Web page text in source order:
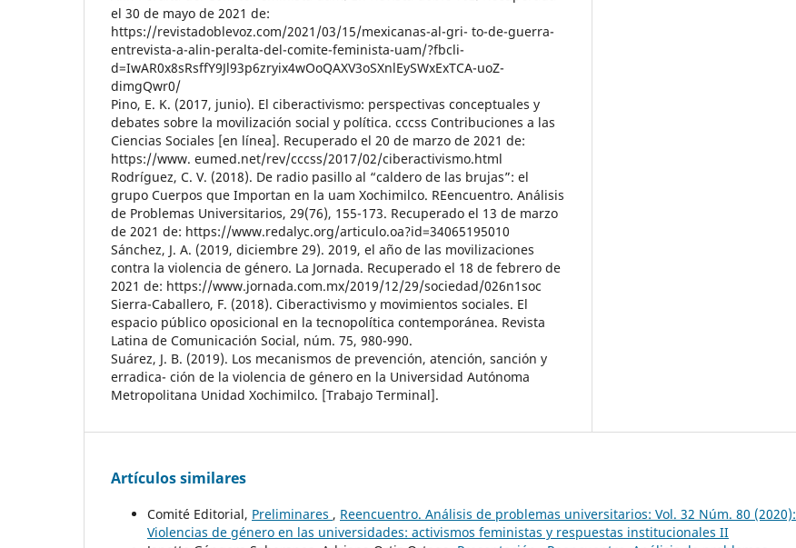
el 30 de mayo de 2021 de:
https://revistadoblevoz.com/2021/03/15/mexicanas-al-gri- to-de-guerra-
entrevista-a-alin-peralta-del-comite-feminista-uam/?fbcli-
d=IwAR0x8sRsffY9Jl93p6zryix4wOoQAXV3oSXnlEySWxExTCA-uoZ-
dimgQwr0/
Pino, E. K. (2017, junio). El ciberactivismo: perspectivas conceptuales y
debates sobre la movilización social y política. cccss Contribuciones a las
Ciencias Sociales [en línea]. Recuperado el 20 de marzo de 2021 de:
https://www. eumed.net/rev/cccss/2017/02/ciberactivismo.html
Rodríguez, C. V. (2018). De radio pasillo al “caldero de las brujas”: el
grupo Cuerpos que Importan en la uam Xochimilco. REencuentro. Análisis
de Problemas Universitarios, 29(76), 155-173. Recuperado el 13 de marzo
de 2021 de: https://www.redalyc.org/articulo.oa?id=34065195010
Sánchez, J. A. (2019, diciembre 29). 2019, el año de las movilizaciones
contra la violencia de género. La Jornada. Recuperado el 18 de febrero de
2021 de: https://www.jornada.com.mx/2019/12/29/sociedad/026n1soc
Sierra-Caballero, F. (2018). Ciberactivismo y movimientos sociales. El
espacio público oposicional en la tecnopolítica contemporánea. Revista
Latina de Comunicación Social, núm. 75, 980-990.
Suárez, J. B. (2019). Los mecanismos de prevención, atención, sanción y
erradica- ción de la violencia de género en la Universidad Autónoma
Metropolitana Unidad Xochimilco. [Trabajo Terminal].
Artículos similares
Comité Editorial, Preliminares , Reencuentro. Análisis de problemas universitarios: Vol. 32 Núm. 80 (2020):
Violencias de género en las universidades: activismos feministas y respuestas institucionales II